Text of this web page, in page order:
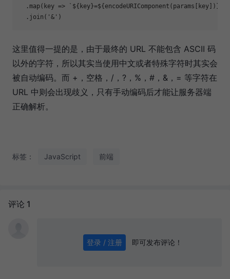
  .map(key => `${key}=${encodeURIComponent(params[key])}`)
这里值得一提的是，由于最终的 URL 不能包含 ASCII 码
以外的字符，所以其实当使用中文或者特殊字符时其实会
被自动编码。而 +，空格，/，?，%，#，&，= 等字符在
URL 中则会出现歧义，只有手动编码后才能让服务器端
正确解析。
标签： JavaScript 前端
评论 1
登录 / 注册 即可发布评论！